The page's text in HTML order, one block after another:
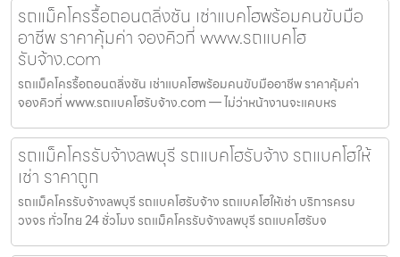
รถแม็คโครรื้อถอนตลิ่งชัน เช่าแบคโฮพร้อมคนขับมือ
อาชีพ ราคาคุ้มค่า จองคิวที่ www.รถแบคโฮ
รับจ้าง.com
รถแม็คโครรื้อถอนตลิ่งชัน เช่าแบคโฮพร้อมคนขับมืออาชีพ ราคาคุ้มค่า
จองคิวที่ www.รถแบคโฮรับจ้าง.com — ไม่ว่าหน้างานจะแคบหร
รถแม็คโครรับจ้างลพบุรี รถแบคโฮรับจ้าง รถแบคโฮให้
เช่า ราคาถูก
รถแม็คโครรับจ้างลพบุรี รถแบคโฮรับจ้าง รถแบคโฮให้เช่า บริการครบ
วงจร ทั่วไทย 24 ชั่วโมง รถแม็คโครรับจ้างลพบุรี รถแบคโฮรับจ